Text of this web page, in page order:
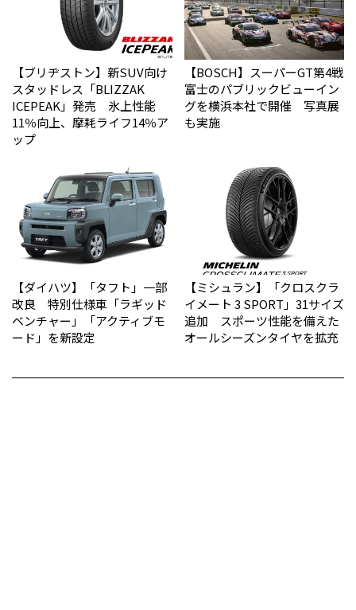
【ブリヂストン】新SUV向け
スタッドレス「BLIZZAK
ICEPEAK」発売 氷上性能
11％向上、摩耗ライフ14％ア
ップ
【BOSCH】スーパーGT第4戦
富士のパブリックビューイン
グを横浜本社で開催 写真展
も実施
【ダイハツ】「タフト」一部
改良 特別仕様車「ラギッド
ベンチャー」「アクティブモ
ード」を新設定
【ミシュラン】「クロスクラ
イメート 3 SPORT」31サイズ
追加 スポーツ性能を備えた
オールシーズンタイヤを拡充